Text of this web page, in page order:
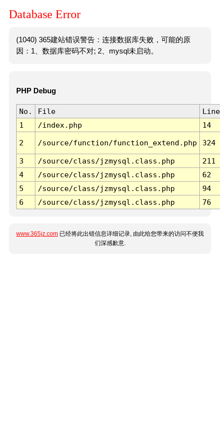
Database Error
(1040) 365建站错误警告：连接数据库失败，可能的原
因：1、数据库密码不对; 2、mysql未启动。
PHP Debug
No. File
Line
1
/index.php 14
2 /source/function/function_extend.php 324
3 /source/class/jzmysql.class.php
211
4
/source/class/jzmysql.class.php
62
5
/source/class/jzmysql.class.php
94
6
/source/class/jzmysql.class.php 76
www.365jz.com 已经将此出错信息详细记录, 由此给您带来的访问不便我
们深感歉意.